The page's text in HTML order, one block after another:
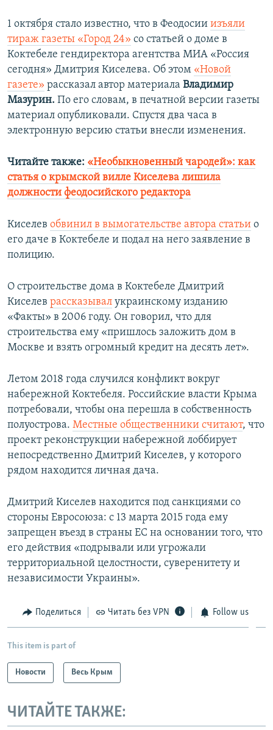
1 октября стало известно, что в Феодосии изъяли
тираж газеты «Город 24» со статьей о доме в
Коктебеле гендиректора агентства МИА «Россия
сегодня» Дмитрия Киселева. Об этом «Новой
газете» рассказал автор материала Владимир
Мазурин. По его словам, в печатной версии газеты
материал опубликовали. Спустя два часа в
электронную версию статьи внесли изменения.
Читайте также: «Необыкновенный чародей»: как
статья о крымской вилле Киселева лишила
должности феодосийского редактора
Киселев обвинил в вымогательстве автора статьи о
его даче в Коктебеле и подал на него заявление в
полицию.
О строительстве дома в Коктебеле Дмитрий
Киселев рассказывал украинскому изданию
«Факты» в 2006 году. Он говорил, что для
строительства ему «пришлось заложить дом в
Москве и взять огромный кредит на десять лет».
Летом 2018 года случился конфликт вокруг
набережной Коктебеля. Российские власти Крыма
потребовали, чтобы она перешла в собственность
полуострова. Местные общественники считают, что
проект реконструкции набережной лоббирует
непосредственно Дмитрий Киселев, у которого
рядом находится личная дача.
Дмитрий Киселев находится под санкциями со
стороны Евросоюза: с 13 марта 2015 года ему
запрещен въезд в страны ЕС на основании того, что
его действия «подрывали или угрожали
территориальной целостности, суверенитету и
независимости Украины».
Поделиться Читать без VPN Follow us
This item is part of
Новости Весь Крым
ЧИТАЙТЕ ТАКЖЕ: